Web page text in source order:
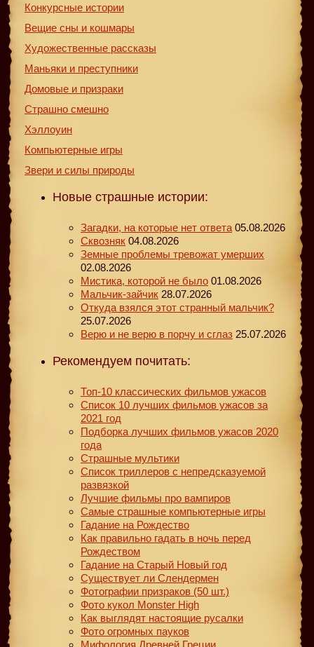
Конкурсные истории
Вещие сны и кошмары
Художественные рассказы
Маньяки и преступники
Домовые и призраки
Страшно смешно
Хэллоуин
Компьютерные игры
Звери и силы природы
Новые страшные истории:
Загадки, на которые нет ответа 05.08.2026
Сквозняк 04.08.2026
Земные проблемы тревожат умерших
02.08.2026
Мистика, которой не было 01.08.2026
Мальчик-зайчик 28.07.2026
Откуда взялся этот странный мальчик?
25.07.2026
Верю и не верю в порчу и сглаз 25.07.2026
Рекомендуем почитать:
Топ-10 классических фильмов ужасов
Список 10 лучших фильмов ужасов за
2021 год
Подборка лучших фильмов ужасов 2020
года
Страшные мультики
Список триллеров с непредсказуемой
развязкой
Лучшие фильмы про вампиров
Самые страшные компьютерные игры
Гадание на Рождество
Как правильно гадать в ночь перед
Рождеством
Гадание на Старый Новый год
Существует ли Слендермен
Фотографии призраков (50 шт.)
Фото кукол Monster High
Как выглядят настоящие русалки
Фото огромных пауков
Мифология Древней Греции